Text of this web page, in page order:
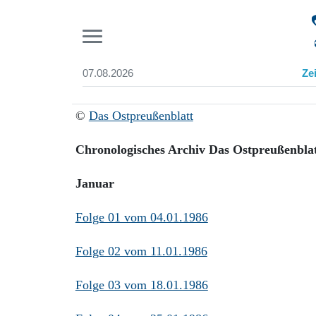
07.08.2026
Start
Wer wir sind
Aktuelle Ausgabe
Abonnenten-Login
Abo Prämien
Mediadaten
Suchen und finden
© Das Ostpreußenblatt
Chronologisches Archiv Das
Januar
Folge 01 vom 04.01.1986
Folge 02 vom 11.01.1986
Folge 03 vom 18.01.1986